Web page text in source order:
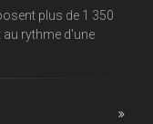
plus de 1 350
rythme d'une